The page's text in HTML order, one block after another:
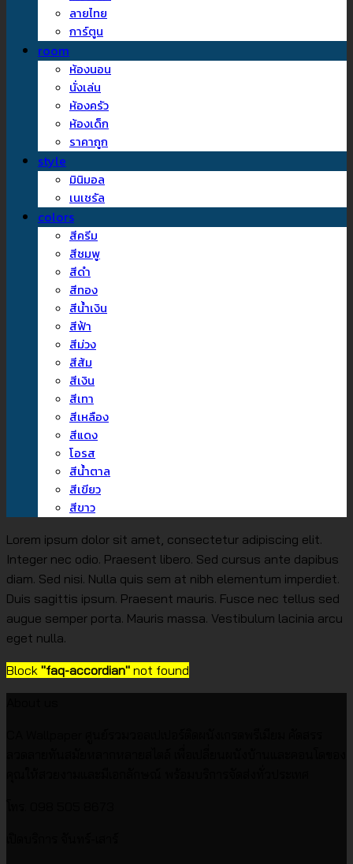
ลายไทย
การ์ตูน
room
ห้องนอน
นั่งเล่น
ห้องครัว
ห้องเด็ก
ราคาถูก
style
มินิมอล
เนเชรัล
colors
สีครีม
สีชมพู
สีดำ
สีทอง
สีน้ำเงิน
สีฟ้า
สีม่วง
สีส้ม
สีเงิน
สีเทา
สีเหลือง
สีแดง
โอรส
สีน้ำตาล
สีเขียว
สีขาว
Lorem ipsum dolor sit amet, consectetur adipiscing elit.
Integer nec odio. Praesent libero. Sed cursus ante dapibus
diam. Sed nisi. Nulla quis sem at nibh elementum imperdiet.
Duis sagittis ipsum. Praesent mauris. Fusce nec tellus sed
augue semper porta. Mauris massa. Vestibulum lacinia arcu
eget nulla.
Block "faq-accordian" not found